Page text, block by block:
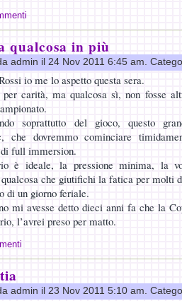
qualcosa in più
admin il 24 Nov 2011 6:45 am.
io me lo aspetto questa sera.
per carità, ma qualcosa sì, non fosse
soprattutto del gioco, questo
che dovremmo cominciare
full immersion.
è ideale, la pressione minima, la
che giutifichi la fatica per molti
di un giorno feriale.
mi avesse detto dieci anni fa che la
l’avrei preso per matto.
admin il 23 Nov 2011 5:10 am.